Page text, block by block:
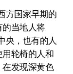
方国家早期的
当地人将
央，也有的人
轮椅的人和
发现深黄色